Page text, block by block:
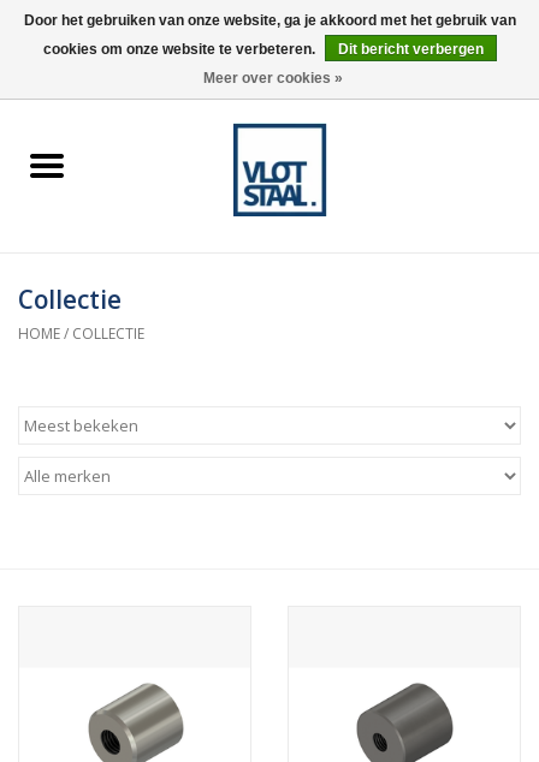
0 Artikelen - €0,00
spanners
Collectie
HOME/ COLLECTIE
Door het gebruiken van onze website, ga je akkoord met het gebruik van
cookies om onze website te verbeteren.
Dit bericht verbergen
Meer over cookies »